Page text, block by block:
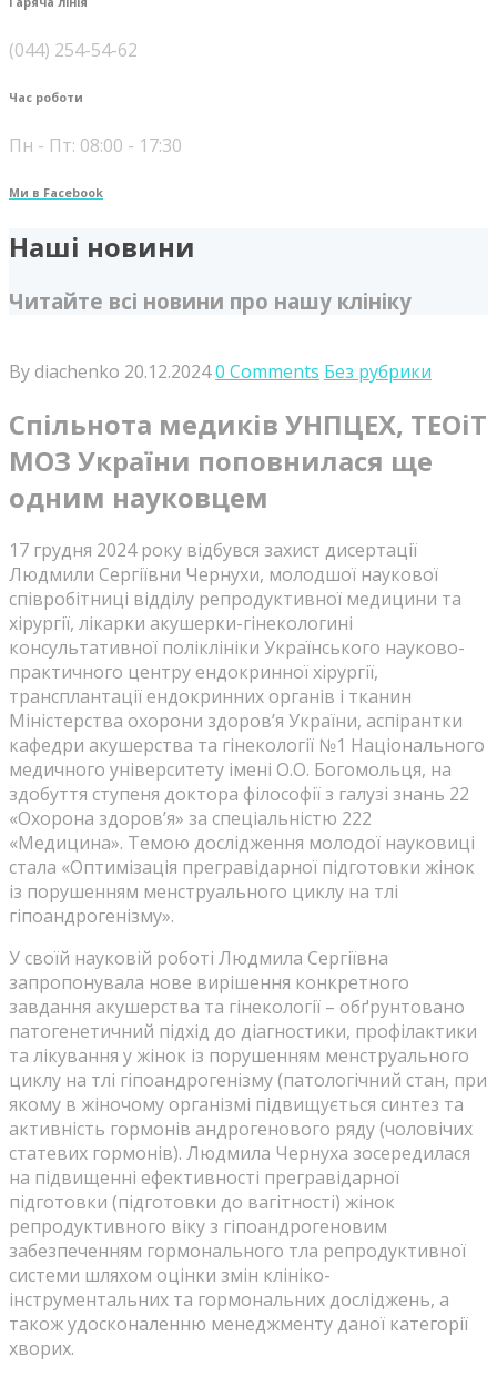
(044) 254-54-62
Час роботи
Пн - Пт: 08:00 - 17:30
Ми в Facebook
Наші новини
Читайте всі новини про нашу клініку
By diachenko 20.12.20240 Comments Без рубрики
Спільнота медиків УНПЦЕХ, ТЕОіТ
МОЗ України поповнилася ще
одним науковцем
17 грудня 2024 року відбувся захист дисертації
Людмили Сергіївни Чернухи, молодшої наукової
співробітниці відділу репродуктивної медицини та
хірургії, лікарки акушерки-гінекологині
консультативної поліклініки Українського науково-
практичного центру ендокринної хірургії,
трансплантації ендокринних органів і тканин
Міністерства охорони здоров’я України, аспірантки
кафедри акушерства та гінекології №1 Національного
медичного університету імені О.О. Богомольця, на
здобуття ступеня доктора філософії з галузі знань 22
«Охорона здоровʼя» за спеціальністю 222
«Медицина». Темою дослідження молодої науковиці
стала «Оптимізація прегравідарної підготовки жінок
із порушенням менструального циклу на тлі
гіпоандрогенізму».
У своїй науковій роботі Людмила Сергіївна
запропонувала нове вирішення конкретного
завдання акушерства та гінекології – обґрунтовано
патогенетичний підхід до діагностики, профілактики
та лікування у жінок із порушенням менструального
циклу на тлі гіпоандрогенізму (патологічний стан, при
якому в жіночому організмі підвищується синтез та
активність гормонів андрогенового ряду (чоловічих
статевих гормонів). Людмила Чернуха зосередилася
на підвищенні ефективності прегравідарної
підготовки (підготовки до вагітності) жінок
репродуктивного віку з гіпоандрогеновим
забезпеченням гормонального тла репродуктивної
системи шляхом оцінки змін клініко-
інструментальних та гормональних досліджень, а
також удосконаленню менеджменту даної категорії
хворих.